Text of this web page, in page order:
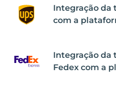
Integração da
com a
Integração da
Fedex com a